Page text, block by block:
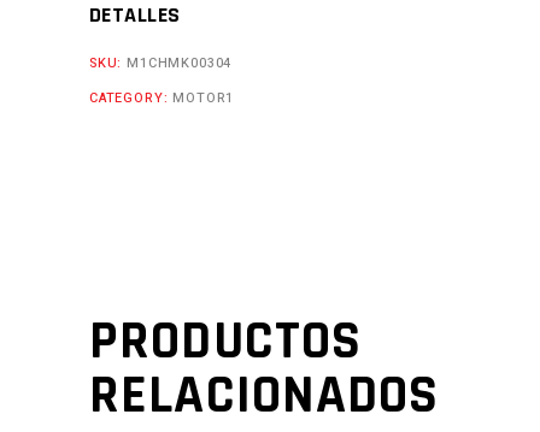
DETALLES
SKU: M1CHMK00304
CATEGORY: MOTOR1
PRODUCTOS
RELACIONADOS